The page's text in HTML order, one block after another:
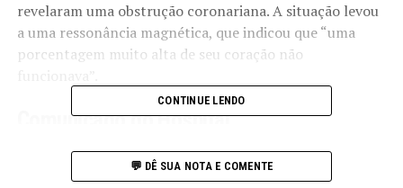
revelaram uma obstrução coronariana. A situação levou
a uma ressonância magnética, que indicou que “uma
porcentagem muito alta de seu coração não
Comunicado do Hospital
Em nota oficial, o hospital informou que o paciente
apresenta evolução positiva. “O paciente evolui de
CONTINUE LENDO
💬 DÊ SUA NOTA E COMENTE